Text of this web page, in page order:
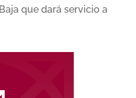
que dará servicio a